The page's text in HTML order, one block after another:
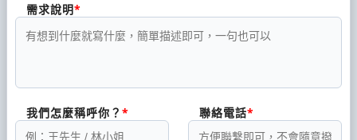
需求說明
我們怎麼稱呼你？ 聯絡電話